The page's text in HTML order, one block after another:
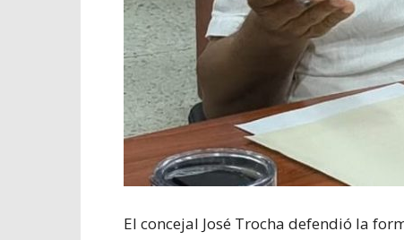
El concejal José Trocha defendió la